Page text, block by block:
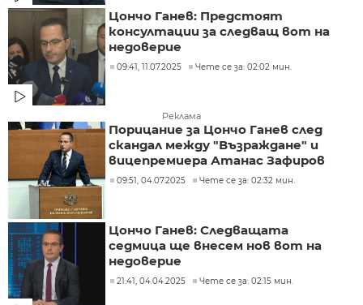
Цончо Ганев: Предстоят
консултации за следващ вот на
недоверие
09:41, 11.07.2025 Чете се за: 02:02 мин.
Реклама
Порицание за Цончо Ганев след
скандал между "Възраждане" и
вицепремиера Атанас Зафиров
09:51, 04.07.2025 Чете се за: 02:32 мин.
Цончо Ганев: Следващата
седмица ще внесем нов вот на
недоверие
21:41, 04.04.2025 Чете се за: 02:15 мин.